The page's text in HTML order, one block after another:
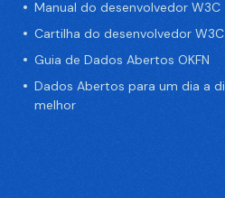
Manual do desenvolvedor W3C
Cartilha do desenvolvedor W3C
Guia de Dados Abertos OKFN
Dados Abertos para um dia a
melhor